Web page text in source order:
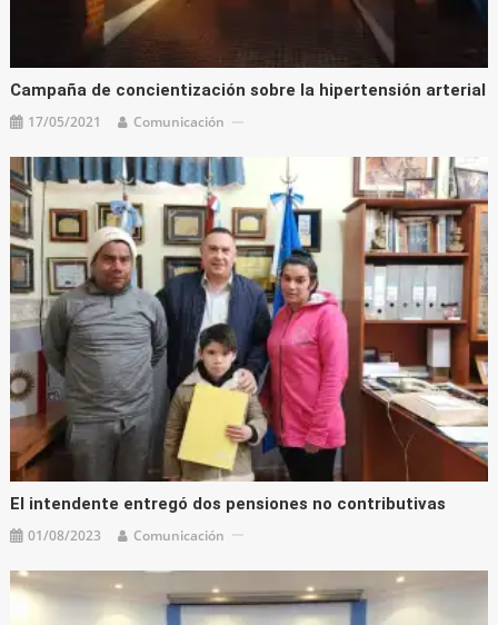
Campaña de concientización sobre la hipertensión arterial
17/05/2021 Comunicación
El intendente entregó dos pensiones no contributivas
01/08/2023 Comunicación